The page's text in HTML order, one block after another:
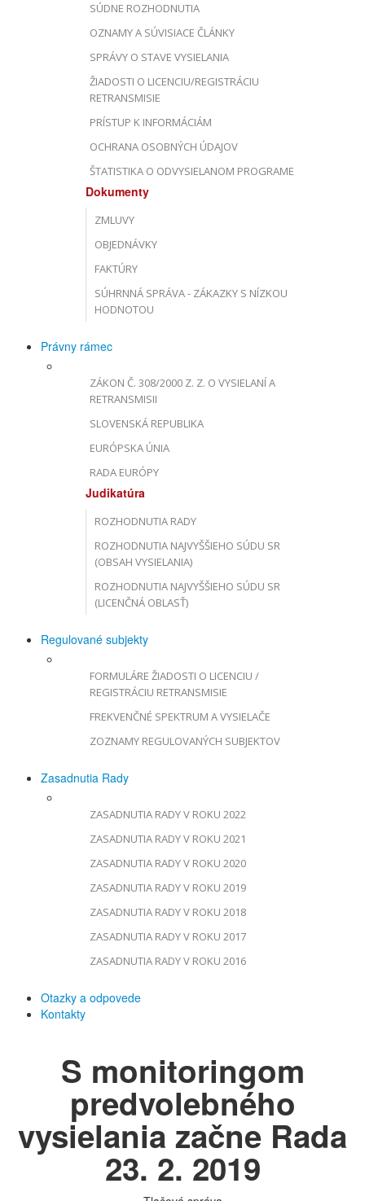
SÚDNE ROZHODNUTIA
OZNAMY A SÚVISIACE ČLÁNKY
SPRÁVY O STAVE VYSIELANIA
ŽIADOSTI O LICENCIU/REGISTRÁCIU
RETRANSMISIE
PRÍSTUP K INFORMÁCIÁM
OCHRANA OSOBNÝCH ÚDAJOV
ŠTATISTIKA O ODVYSIELANOM PROGRAME
Dokumenty
ZMLUVY
OBJEDNÁVKY
FAKTÚRY
SÚHRNNÁ SPRÁVA - ZÁKAZKY S NÍZKOU
HODNOTOU
Právny rámec
ZÁKON Č. 308/2000 Z. Z. O VYSIELANÍ A
RETRANSMISII
SLOVENSKÁ REPUBLIKA
EURÓPSKA ÚNIA
RADA EURÓPY
Judikatúra
ROZHODNUTIA RADY
ROZHODNUTIA NAJVYŠŠIEHO SÚDU SR
(OBSAH VYSIELANIA)
ROZHODNUTIA NAJVYŠŠIEHO SÚDU SR
(LICENČNÁ OBLASŤ)
Regulované subjekty
FORMULÁRE ŽIADOSTI O LICENCIU /
REGISTRÁCIU RETRANSMISIE
FREKVENČNÉ SPEKTRUM A VYSIELAČE
ZOZNAMY REGULOVANÝCH SUBJEKTOV
Zasadnutia Rady
ZASADNUTIA RADY V ROKU 2022
ZASADNUTIA RADY V ROKU 2021
ZASADNUTIA RADY V ROKU 2020
ZASADNUTIA RADY V ROKU 2019
ZASADNUTIA RADY V ROKU 2018
ZASADNUTIA RADY V ROKU 2017
ZASADNUTIA RADY V ROKU 2016
Otazky a odpovede
Kontakty
S monitoringom
predvolebného
vysielania začne Rada
23. 2. 2019